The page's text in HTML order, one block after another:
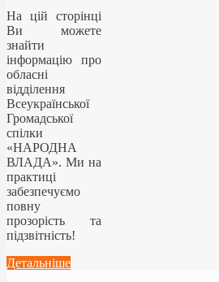
На цій сторінці
Ви можете
знайти
інформацію про
обласні
відділення
Всеукраїнської
Громадської
спілки
«НАРОДНА
ВЛАДА». Ми на
практиці
забезпечуємо
повну
прозорість та
підзвітність!
Детальніше